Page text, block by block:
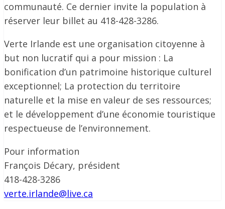
communauté. Ce dernier invite la population à
réserver leur billet au 418-428-3286.
Verte Irlande est une organisation citoyenne à
but non lucratif qui a pour mission : La
bonification d’un patrimoine historique culturel
exceptionnel; La protection du territoire
naturelle et la mise en valeur de ses ressources;
et le développement d’une économie touristique
respectueuse de l’environnement.
Pour information
François Décary, président
418-428-3286
verte.irlande@live.ca